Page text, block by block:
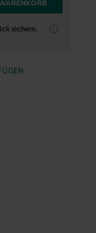
sichern.